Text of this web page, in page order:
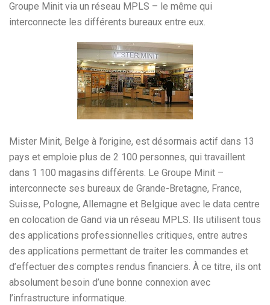
Groupe Minit via un réseau MPLS – le même qui
interconnecte les différents bureaux entre eux.
Mister Minit, Belge à l’origine, est désormais actif dans 13
pays et emploie plus de 2 100 personnes, qui travaillent
dans 1 100 magasins différents. Le Groupe Minit –
interconnecte ses bureaux de Grande-Bretagne, France,
Suisse, Pologne, Allemagne et Belgique avec le data centre
en colocation de Gand via un réseau MPLS. Ils utilisent tous
des applications professionnelles critiques, entre autres
des applications permettant de traiter les commandes et
d’effectuer des comptes rendus financiers. À ce titre, ils ont
absolument besoin d’une bonne connexion avec
l’infrastructure informatique.